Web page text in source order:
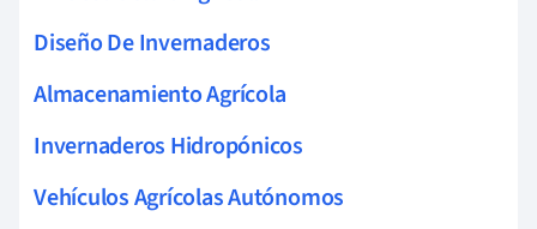
Diseño De Invernaderos
Almacenamiento Agrícola
Invernaderos Hidropónicos
Vehículos Agrícolas Autónomos